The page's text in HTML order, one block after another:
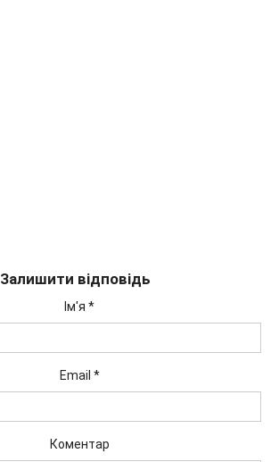
Залишити відповідь
Ім'я *
Email *
Коментар